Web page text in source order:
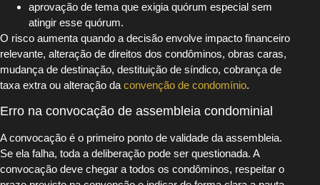
aprovação de tema que exigia quórum especial sem
atingir esse quórum.
O risco aumenta quando a decisão envolve impacto financeiro
relevante, alteração de direitos dos condôminos, obras caras,
mudança de destinação, destituição de síndico, cobrança de
taxa extra ou alteração da convenção de condomínio.
Erro na convocação de assembleia condominial
A convocação é o primeiro ponto de validade da assembleia.
Se ela falha, toda a deliberação pode ser questionada. A
convocação deve chegar a todos os condôminos, respeitar o